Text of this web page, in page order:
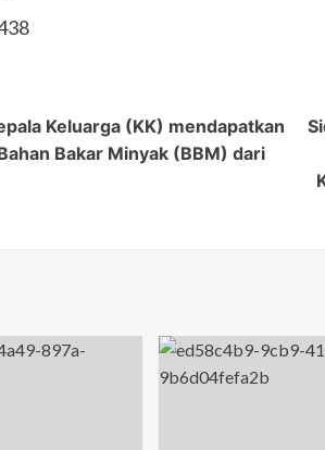
Keluarga (KK) mendapatkan
Bakar Minyak (BBM) dari